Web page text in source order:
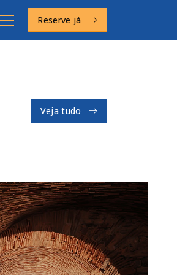
Reserve já
Veja tudo